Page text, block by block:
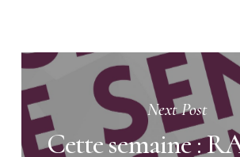
Next Post
Cette semaine :